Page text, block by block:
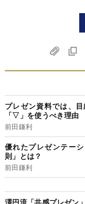
プレゼン資料では、
「▽」を使うべき理由
前田鎌利
優れたプレゼンテー
則」とは？
前田鎌利